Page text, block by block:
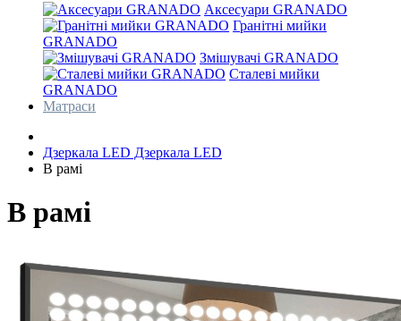
Аксесуари GRANADO
Гранітні мийки
GRANADO
Змішувачі GRANADO
Сталеві мийки
GRANADO
Матраси
Дзеркала LED Дзеркала LED
В рамі
В рамі